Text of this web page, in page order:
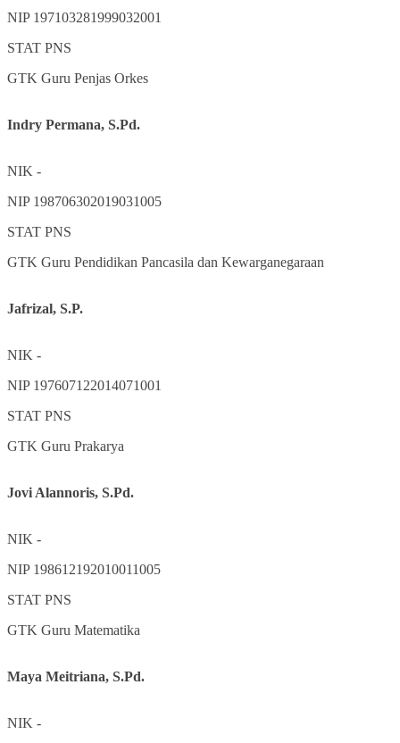
NIP 197103281999032001
STAT PNS
GTK Guru Penjas Orkes
Indry Permana, S.Pd.
NIK -
NIP 198706302019031005
STAT PNS
GTK Guru Pendidikan Pancasila dan Kewarganegaraan
Jafrizal, S.P.
NIK -
NIP 197607122014071001
STAT PNS
GTK Guru Prakarya
Jovi Alannoris, S.Pd.
NIK -
NIP 198612192010011005
STAT PNS
GTK Guru Matematika
Maya Meitriana, S.Pd.
NIK -